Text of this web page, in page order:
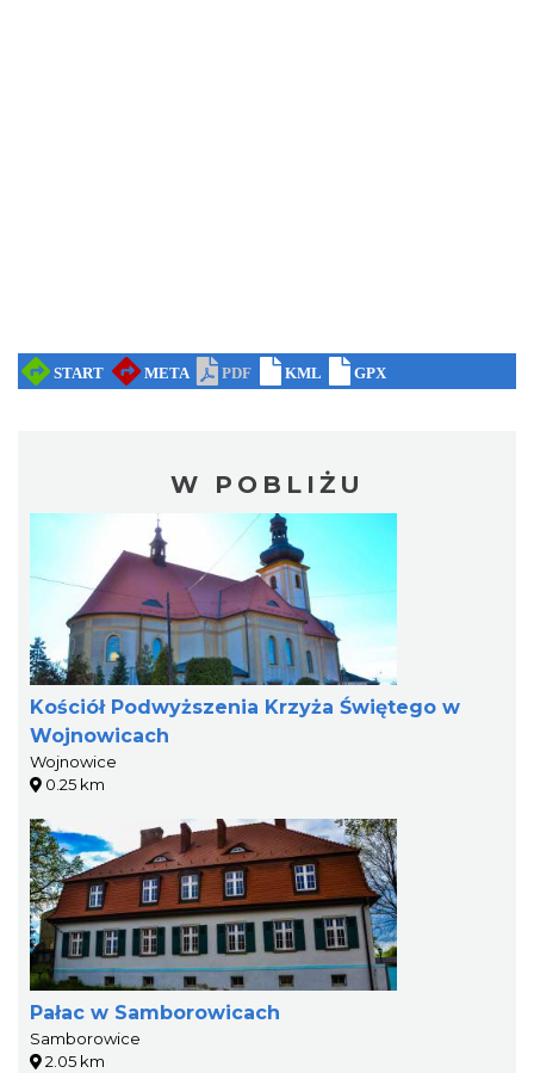
W POBLIŻU
Kościół Podwyższenia Krzyża Świętego w
Wojnowicach
Wojnowice
0.25 km
Pałac w Samborowicach
Samborowice
2.05 km